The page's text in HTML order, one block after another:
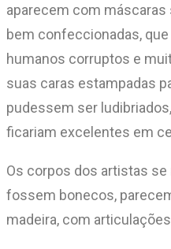
aparecem com
bem confeccionadas,
humanos corruptos e
suas caras estampadas
pudessem ser
ficariam excelentes em
Os corpos dos artistas
fossem bonecos,
madeira, com